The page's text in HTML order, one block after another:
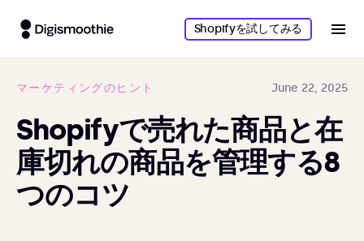
Shopifyを試してみる
マーケティングのヒント June 22, 2025
Shopifyで売れた商品と在
庫切れの商品を管理する8
つのコツ